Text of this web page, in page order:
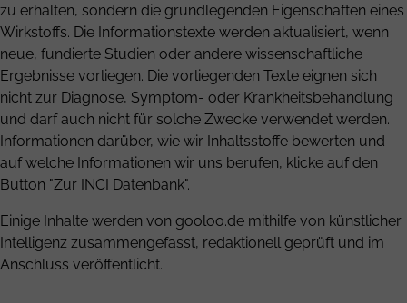
zu erhalten, sondern die grundlegenden Eigenschaften eines
Wirkstoffs. Die Informationstexte werden aktualisiert, wenn
neue, fundierte Studien oder andere wissenschaftliche
Ergebnisse vorliegen. Die vorliegenden Texte eignen sich
nicht zur Diagnose, Symptom- oder Krankheitsbehandlung
und darf auch nicht für solche Zwecke verwendet werden.
Informationen darüber, wie wir Inhaltsstoffe bewerten und
auf welche Informationen wir uns berufen, klicke auf den
Button "Zur INCI Datenbank".
Einige Inhalte werden von gooloo.de mithilfe von künstlicher
Intelligenz zusammengefasst, redaktionell geprüft und im
Anschluss veröffentlicht.